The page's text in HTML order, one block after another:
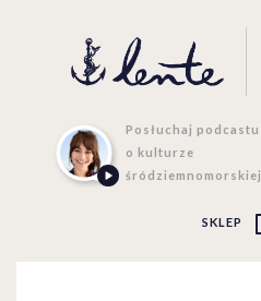
Posłuchaj podcastu
o kulturze
śródziemnomorskiej
SKLEP